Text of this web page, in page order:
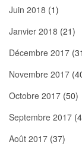
Juin 2018 (1)
Janvier 2018 (21)
Décembre 2017
Novembre 2017
Octobre 2017 (50)
Septembre 2017
Août 2017 (37)